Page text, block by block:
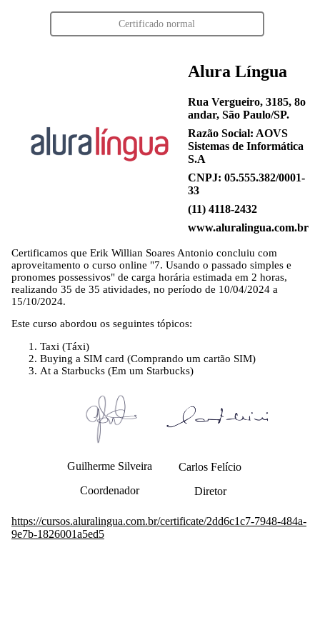
Certificado normal
Alura Língua
Rua Vergueiro, 3185, 8o
andar, São Paulo/SP.
Razão Social: AOVS
Sistemas de Informática
S.A
CNPJ: 05.555.382/0001-
33
(11) 4118-2432
www.aluralingua.com.br
Certificamos que Erik Willian Soares Antonio concluiu com
aproveitamento o curso online "7. Usando o passado simples e
pronomes possessivos" de carga horária estimada em 2 horas,
realizando 35 de 35 atividades, no período de 10/04/2024 a
15/10/2024.
Este curso abordou os seguintes tópicos:
Taxi (Táxi)
Buying a SIM card (Comprando um cartão SIM)
At a Starbucks (Em um Starbucks)
Guilherme Silveira
Coordenador
Carlos Felício
Diretor
https://cursos.aluralingua.com.br/certificate/2dd6c1c7-7948-484a-
9e7b-1826001a5ed5